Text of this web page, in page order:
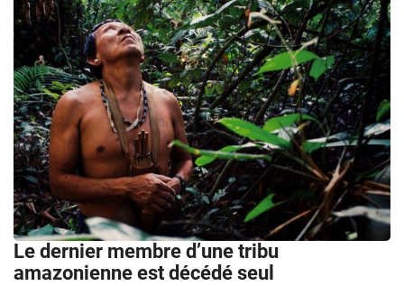
Le dernier membre d’une tribu
amazonienne est décédé seul